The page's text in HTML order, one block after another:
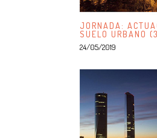
JORNADA:
SUELO URBANO
24/05/2019